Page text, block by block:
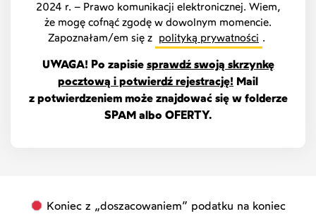
2024 r. – Prawo komunikacji elektronicznej. Wiem,
że mogę cofnąć zgodę w dowolnym momencie.
Zapoznałam/em się z polityką prywatności .
UWAGA! Po zapisie sprawdź swoją skrzynkę
pocztową i potwierdź rejestrację! Mail
z potwierdzeniem może znajdować się w folderze
SPAM albo OFERTY.
Koniec z „doszacowaniem” podatku na koniec